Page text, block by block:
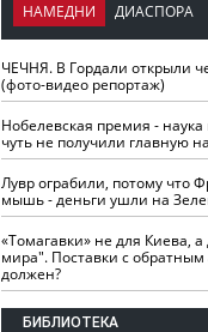
НАМЕДНИ ДИАСПОРА
ЧЕЧНЯ. В Гордали открыли
(фото-видео репортаж)
Нобелевская премия -
чуть не получили главную
Лувр ограбили, потому что
мышь - деньги ушли на
«Томагавки» не для Киева,
мира". Поставки с
должен?
БИБЛИОТЕКА